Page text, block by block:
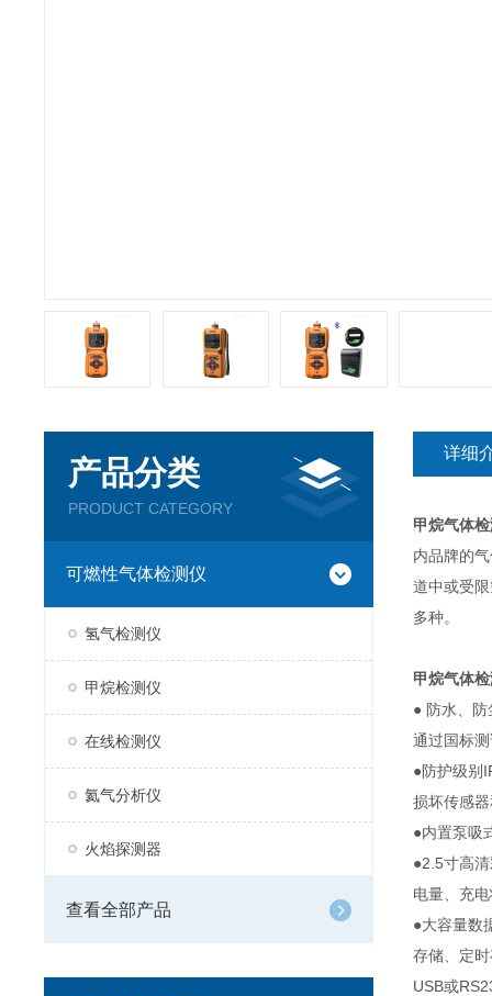
产品分类
PRODUCT CATEGORY
可燃性气体检测仪
氢气检测仪
甲烷检测仪
在线检测仪
氦气分析仪
火焰探测器
查看全部产品
详细
甲烷气体
内品牌的
道中或受
多种。
甲烷气体
● 防水、
通过国标
●防护级别
损坏传感
●内置泵吸
●2.5寸高
电量、充
●大容量数
存储、定
USB或